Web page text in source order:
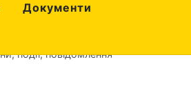
Документи
події, повідомлення